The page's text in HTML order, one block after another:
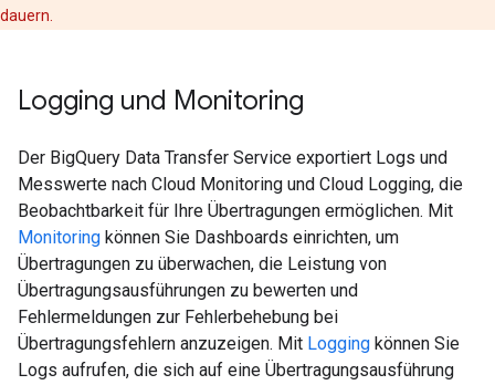
dauern.
Logging und Monitoring
Der BigQuery Data Transfer Service exportiert Logs und
Messwerte nach Cloud Monitoring und Cloud Logging, die
Beobachtbarkeit für Ihre Übertragungen ermöglichen. Mit
Monitoring können Sie Dashboards einrichten, um
Übertragungen zu überwachen, die Leistung von
Übertragungsausführungen zu bewerten und
Fehlermeldungen zur Fehlerbehebung bei
Übertragungsfehlern anzuzeigen. Mit Logging können Sie
Logs aufrufen, die sich auf eine Übertragungsausführung